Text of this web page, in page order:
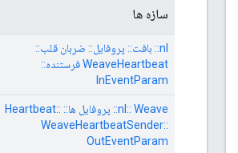
سازه ها
nl:: بافت:: پروفایل:: ضربان قلب::
WeaveHeartbeat فرستنده::
InEventParam
nl:: Weave:: پروفایل ها:: Heartbeat::
WeaveHeartbeatSender::
OutEventParam